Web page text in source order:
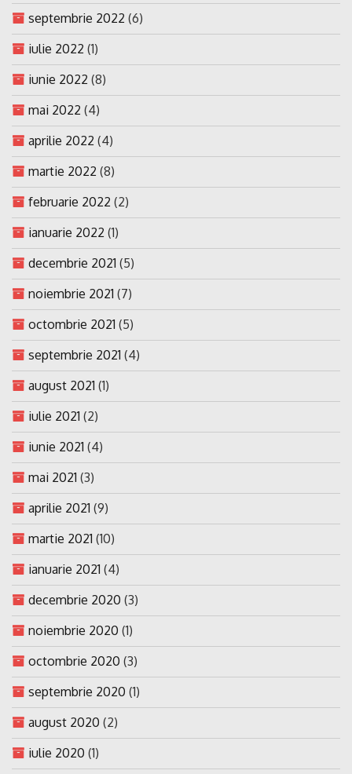
septembrie 2022 (6)
iulie 2022 (1)
iunie 2022 (8)
mai 2022 (4)
aprilie 2022 (4)
martie 2022 (8)
februarie 2022 (2)
ianuarie 2022 (1)
decembrie 2021 (5)
noiembrie 2021 (7)
octombrie 2021 (5)
septembrie 2021 (4)
august 2021 (1)
iulie 2021 (2)
iunie 2021 (4)
mai 2021 (3)
aprilie 2021 (9)
martie 2021 (10)
ianuarie 2021 (4)
decembrie 2020 (3)
noiembrie 2020 (1)
octombrie 2020 (3)
septembrie 2020 (1)
august 2020 (2)
iulie 2020 (1)